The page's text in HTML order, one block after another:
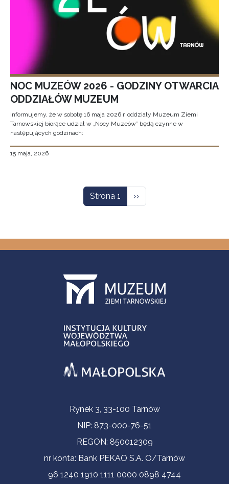
NOC MUZEÓW 2026 - GODZINY OTWARCIA
ODDZIAŁÓW MUZEUM
Informujemy, że w sobotę 16 maja 2026 r. oddziały Muzeum Ziemi
Tarnowskiej biorące udział w „Nocy Muzeów” będą czynne w
następujących godzinach:
15 maja, 2026
Strona 1 Następna strona
››
Informacje kontaktoweRynek 3, 33-100 Tarnów
NIP: 873-000-76-51
REGON: 850012309
nr konta: Bank PEKAO S.A. O/Tarnów
96 1240 1910 1111 0000 0898 4744